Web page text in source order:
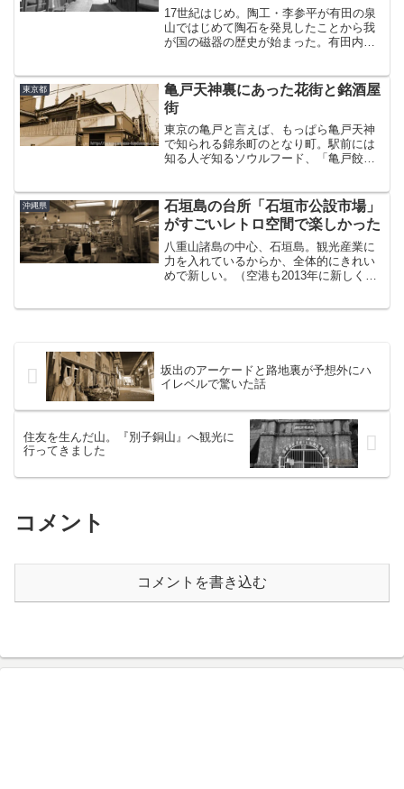
17世紀はじめ。陶工・李参平が有田の泉
山ではじめて陶石を発見したことから我
が国の磁器の歴史が始まった。有田内山
その結果有田地方は国内最大の産地とし
て発展していった。伊万...
東京都
亀戸天神裏にあった花街と銘酒屋
街
東京の亀戸と言えば、もっぱら亀戸天神
で知られる錦糸町のとなり町。駅前には
知る人ぞ知るソウルフード、「亀戸餃
るために、春の陽気に誘われてカメラ片
手に錦糸町からぷらぷら散歩...
沖縄県
石垣島の台所「石垣市公設市場」
がすごいレトロ空間で楽しかった
八重山諸島の中心、石垣島。観光産業に
力を入れているからか、全体的にきれい
めで新しい。（空港も2013年に新しく移
坂出のアーケードと路地裏が予想外にハ
イレベルで驚いた話
住友を生んだ山。『別子銅山』へ観光に
行ってきました
コメント
コメントを書き込む